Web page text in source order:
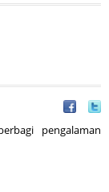
pengalaman